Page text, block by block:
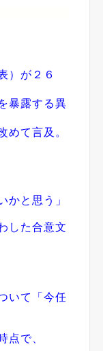
）が２６
暴露する異
めて言及。
と思う」
した合意文
いて「今任
点で、